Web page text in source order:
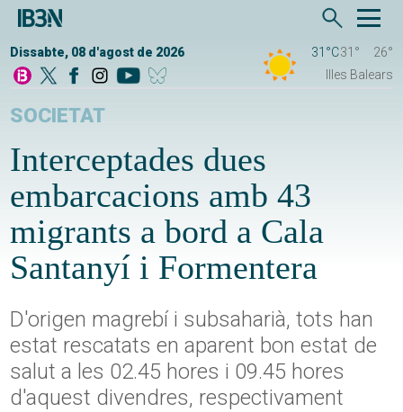
Dissabte, 08 d'agost de 2026 31°C31°
26°
Illes Balears
SOCIETAT
Interceptades dues
embarcacions amb 43
migrants a bord a Cala
Santanyí i Formentera
D'origen magrebí i subsaharià, tots han
estat rescatats en aparent bon estat de
salut a les 02.45 hores i 09.45 hores
d'aquest divendres, respectivament